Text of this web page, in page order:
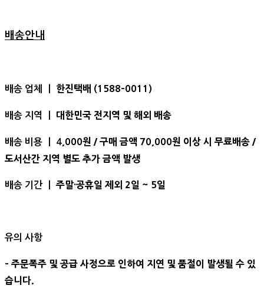
배송안내
배송 업체 ㅣ 한진택배 (1588-0011)
배송 지역 ㅣ 대한민국 전지역 및 해외 배송
배송 비용 ㅣ 4 ,000원 / 구매 금액 70,000원 이상 시 무료배송 /
도서산간 지역 별도 추가 금액 발생
배송 기간 ㅣ 주말·공휴일 제외 2일 ~ 5일
유의 사항
- 주문폭주 및 공급 사정으로 인하여 지연 및 품절이 발생될 수 있
습니다.